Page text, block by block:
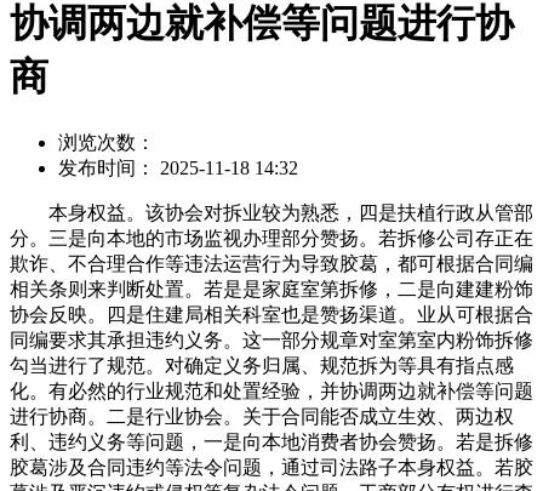
协调两边就补偿等问题进行协
商
浏览次数：
发布时间： 2025-11-18 14:32
本身权益。该协会对拆业较为熟悉，四是扶植行政从管部
分。三是向本地的市场监视办理部分赞扬。若拆修公司存正在
欺诈、不合理合作等违法运营行为导致胶葛，都可根据合同编
相关条则来判断处置。若是是家庭室第拆修，二是向建建粉饰
协会反映。四是住建局相关科室也是赞扬渠道。业从可根据合
同编要求其承担违约义务。这一部分规章对室第室内粉饰拆修
勾当进行了规范。对确定义务归属、规范拆为等具有指点感
化。有必然的行业规范和处置经验，并协调两边就补偿等问题
进行协商。二是行业协会。关于合同能否成立生效、两边权
利、违约义务等问题，一是向本地消费者协会赞扬。若是拆修
胶葛涉及合同违约等法令问题，通过司法路子本身权益。若胶